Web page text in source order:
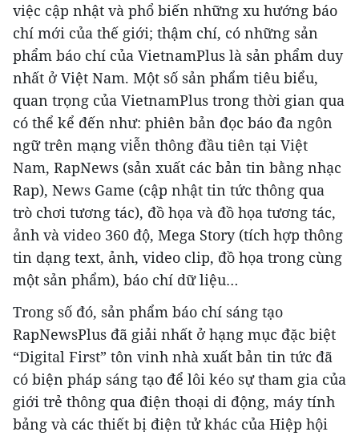
việc cập nhật và phổ biến những xu hướng báo
chí mới của thế giới; thậm chí, có những sản
phẩm báo chí của VietnamPlus là sản phẩm duy
nhất ở Việt Nam. Một số sản phẩm tiêu biểu,
quan trọng của VietnamPlus trong thời gian qua
có thể kể đến như: phiên bản đọc báo đa ngôn
ngữ trên mạng viễn thông đầu tiên tại Việt
Nam, RapNews (sản xuất các bản tin bằng nhạc
Rap), News Game (cập nhật tin tức thông qua
trò chơi tương tác), đồ họa và đồ họa tương tác,
ảnh và video 360 độ, Mega Story (tích hợp thông
tin dạng text, ảnh, video clip, đồ họa trong cùng
một sản phẩm), báo chí dữ liệu…
Trong số đó, sản phẩm báo chí sáng tạo
RapNewsPlus đã giải nhất ở hạng mục đặc biệt
“Digital First” tôn vinh nhà xuất bản tin tức đã
có biện pháp sáng tạo để lôi kéo sự tham gia của
giới trẻ thông qua điện thoại di động, máy tính
bảng và các thiết bị điện tử khác của Hiệp hội